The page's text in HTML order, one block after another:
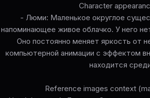
Character
- Люми: Маленькое округлое
напоминающее живое облачко. У него
Оно постоянно меняет яркость от
компьютерной анимации с эффектом
находится
Reference images context